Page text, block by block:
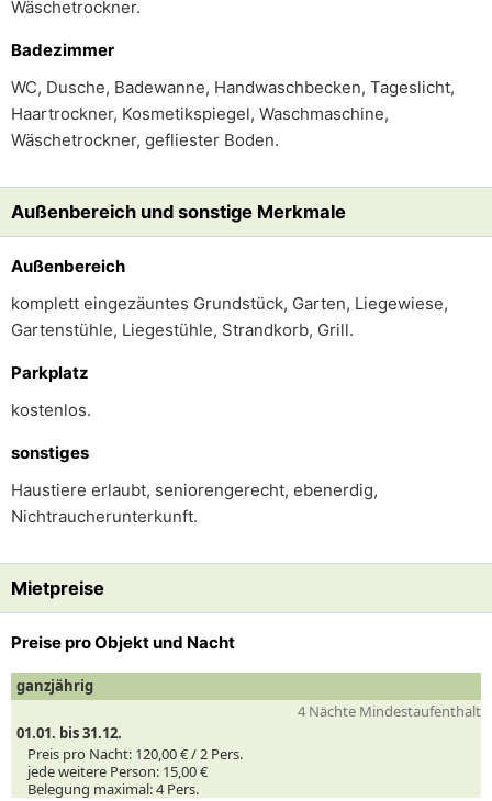
Wäschetrockner.
Badezimmer
WC, Dusche, Badewanne, Handwaschbecken, Tageslicht,
Haartrockner, Kosmetikspiegel, Waschmaschine,
Wäschetrockner, gefliester Boden.
Außenbereich und sonstige Merkmale
Außenbereich
komplett eingezäuntes Grundstück, Garten, Liegewiese,
Gartenstühle, Liegestühle, Strandkorb, Grill.
Parkplatz
kostenlos.
sonstiges
Haustiere erlaubt, seniorengerecht, ebenerdig,
Nichtraucherunterkunft.
Mietpreise
Preise pro Objekt und Nacht
ganzjährig
4 Nächte Mindestaufenthalt
01.01. bis 31.12.
Preis pro Nacht: 120,00 € /2 Pers.
jede weitere Person: 15,00 €
Belegung maximal:4 Pers.